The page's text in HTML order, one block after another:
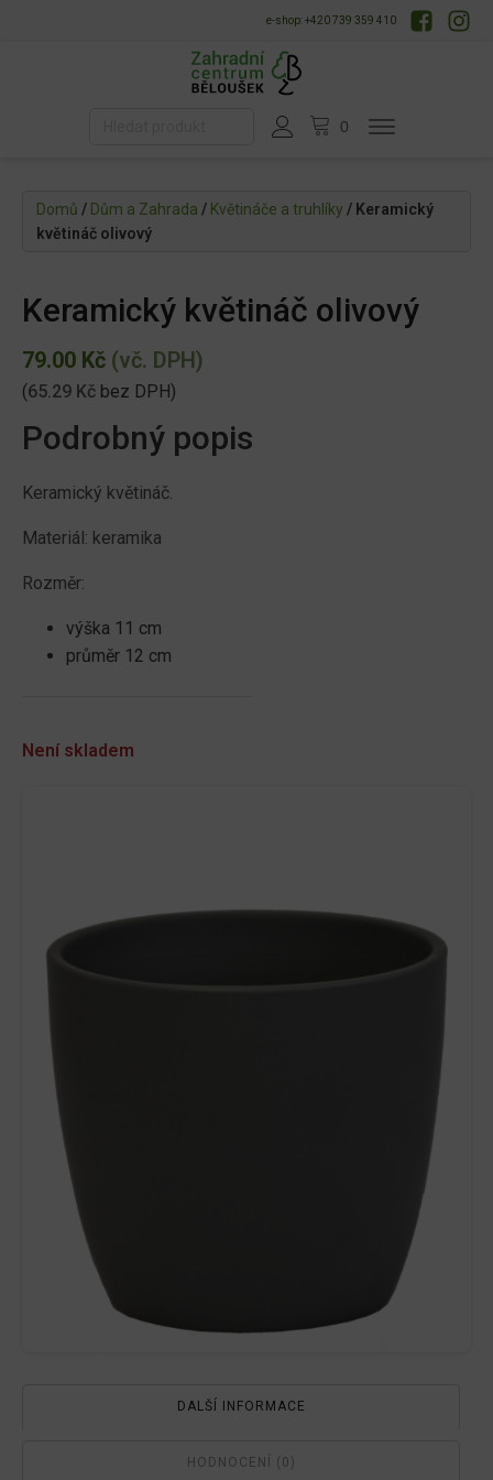
e-shop: +420 739 359 410
Domů / Dům a Zahrada / Květináče a truhlíky / Keramický
květináč olivový
Keramický květináč olivový
79.00 Kč (vč. DPH)
(65.29 Kč bez DPH)
Podrobný popis
Keramický květináč.
Materiál: keramika
Rozměr:
výška 11 cm
průměr 12 cm
Není skladem
DALŠÍ INFORMACE
HODNOCENÍ (0)